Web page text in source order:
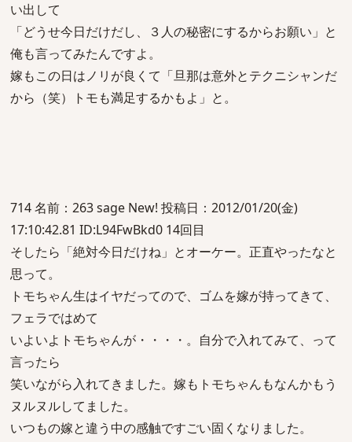
い出して
「どうせ今日だけだし、３人の秘密にするからお願い」と
俺も言ってみたんですよ。
嫁もこの日はノリが良くて「旦那は意外とテクニシャンだ
から（笑）トモも満足するかもよ」と。
714 名前：263 sage New! 投稿日：2012/01/20(金)
17:10:42.81 ID:L94FwBkd0 14回目
そしたら「絶対今日だけね」とオーケー。正直やったなと
思って。
トモちゃん生はイヤだってので、ゴムを嫁が持ってきて、
フェラではめて
いよいよトモちゃんが・・・・。自分で入れてみて、って
言ったら
笑いながら入れてきました。嫁もトモちゃんもなんかもう
ヌルヌルしてました。
いつもの嫁と違う中の感触ですごい固くなりました。